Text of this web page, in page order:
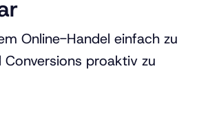
Online-Handel einfach zu
Conversions proaktiv zu